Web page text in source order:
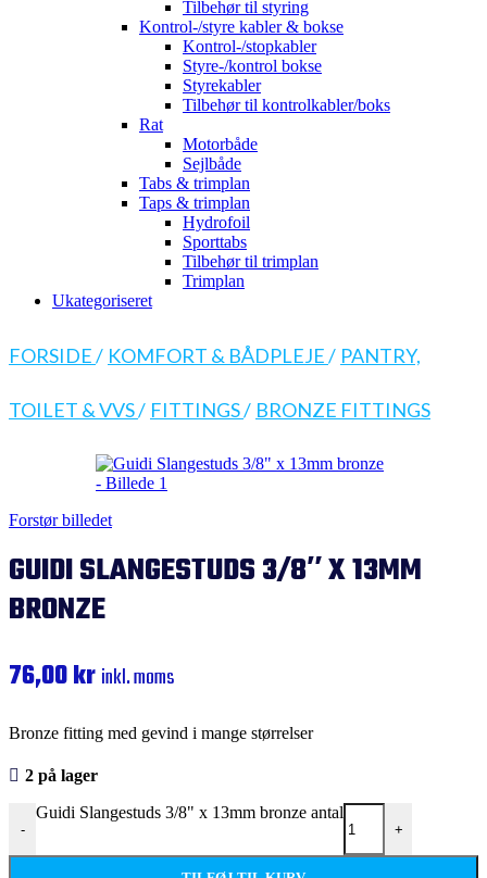
Tilbehør til styring
Kontrol-/styre kabler & bokse
Kontrol-/stopkabler
Styre-/kontrol bokse
Styrekabler
Tilbehør til kontrolkabler/boks
Rat
Motorbåde
Sejlbåde
Tabs & trimplan
Taps & trimplan
Hydrofoil
Sporttabs
Tilbehør til trimplan
Trimplan
Ukategoriseret
FORSIDE/ KOMFORT & BÅDPLEJE/ PANTRY,
TOILET & VVS/ FITTINGS/ BRONZE FITTINGS
Forstør billedet
GUIDI SLANGESTUDS 3/8″ X 13MM
BRONZE
76,00kr inkl. moms
Bronze fitting med gevind i mange størrelser
2 på lager
-
Guidi Slangestuds 3/8" x 13mm bronze antal
+